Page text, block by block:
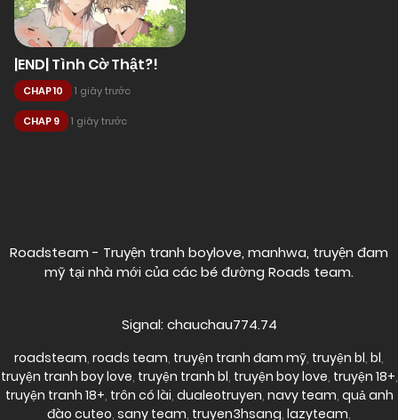
|END| Tình Cờ Thật?!
CHAP 10 1 giây trước
CHAP 9 1 giây trước
Roadsteam - Truyện tranh boylove, manhwa, truyện đam
mỹ tại nhà mới của các bé đường Roads team.
Signal: chauchau774.74
roadsteam, roads team, truyện tranh đam mỹ, truyện bl, bl,
truyện tranh boy love, truyện tranh bl, truyện boy love, truyện 18+,
truyện tranh 18+, trôn có lài, dualeotruyen, navy team, quả anh
đào cuteo, sany team, truyen3hsang, lazyteam,